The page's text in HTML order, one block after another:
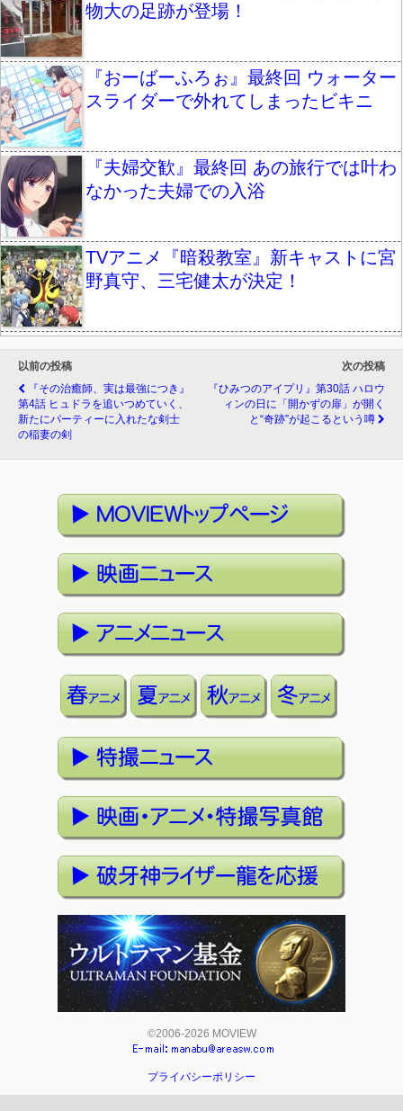
物大の足跡が登場！
『おーばーふろぉ』最終回 ウォーター
スライダーで外れてしまったビキニ
『夫婦交歓』最終回 あの旅行では叶わ
なかった夫婦での入浴
TVアニメ『暗殺教室』新キャストに宮
野真守、三宅健太が決定！
以前の投稿
『その治癒師、実は最強につき』
第4話 ヒュドラを追いつめていく、
新たにパーティーに入れたな剣士
の稲妻の剣
次の投稿
『ひみつのアイプリ』第30話 ハロウ
ィンの日に「開かずの扉」が開く
と“奇跡”が起こるという噂
©2006-2026 MOVIEW
プライバシーポリシー